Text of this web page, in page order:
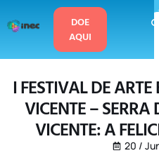
DOE
AQUI
I FESTIVAL DE
VICENTE –
VICENTE: A
20 /